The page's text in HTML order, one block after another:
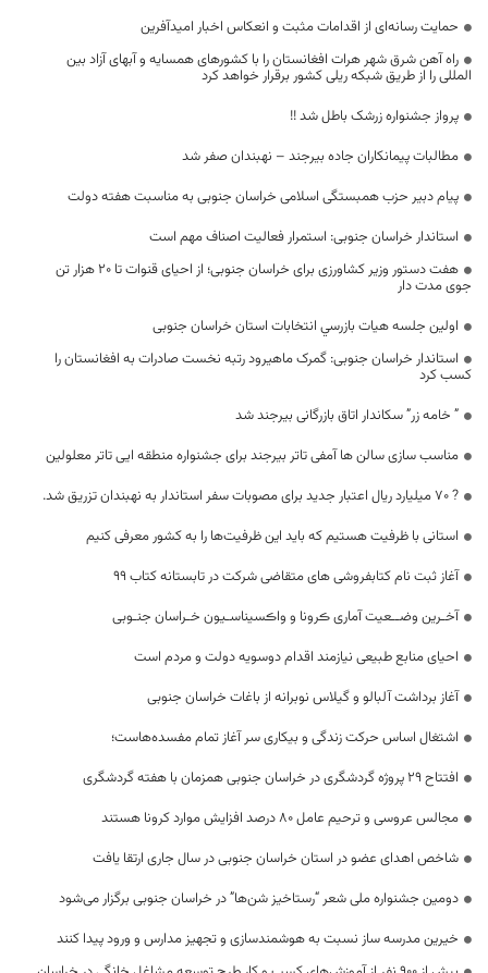
حمایت رسانه‌ای از اقدامات مثبت و انعکاس اخبار امیدآفرین
راه آهن شرق شهر هرات افغانستان را با کشورهای همسایه و آبهای آزاد بین
المللی را از طریق شبکه ریلی کشور برقرار خواهد کرد
پرواز جشنواره زرشک باطل شد !!
مطالبات پیمانکاران جاده بیرجند – نهبندان صفر شد
پیام دبیر حزب همبستگی اسلامی خراسان جنوبی به مناسبت هفته دولت
استاندار خراسان جنوبی: استمرار فعالیت اصناف مهم است
هفت دستور وزیر کشاورزی برای خراسان جنوبی؛ از احیای قنوات تا ۲۰ هزار تن
جوی مدت دار
اولين جلسه هيات بازرسي انتخابات استان خراسان جنوبی
استاندار خراسان جنوبی: گمرک ماهیرود رتبه نخست صادرات به افغانستان را
کسب کرد
” خامه زر” سکاندار اتاق بازرگانی بیرجند شد
مناسب سازی سالن ها آمفی تاتر بیرجند برای جشنواره منطقه ایی تاتر معلولین
? ۷۰ میلیارد ریال اعتبار جدید برای مصوبات سفر استاندار به نهبندان تزریق شد.
استانی با ظرفیت هستیم که باید این ظرفیت‌ها را به کشور معرفی کنیم
آغاز ثبت نام کتابفروشی های متقاضی شرکت در تابستانه کتاب 99
آخـرین وضــعیت آماری ڪرونا و واڪسیناسـیون خـراسان جنـوبی
احیای منابع طبیعی نیازمند اقدام دوسویه دولت و مردم است
آغاز برداشت آلبالو و گیلاس نوبرانه از باغات خراسان جنوبی
اشتغال اساس حرکت ‏زندگی و بیکاری سر آغاز تمام مفسده‌هاست؛
افتتاح ۲۹ پروژه گردشگری در خراسان جنوبی همزمان با هفته گردشگری
مجالس عروسی و ترحیم عامل ۸۰ درصد افزایش موارد کرونا هستند
شاخص اهدای عضو در استان خراسان جنوبی در سال جاری ارتقا یافت
دومین جشنواره ملی شعر “رستاخیز شن‌ها” در خراسان جنوبی برگزار می‌شود
خیرین مدرسه ساز نسبت به هوشمندسازی و تجهیز مدارس و ورود پیدا کنند